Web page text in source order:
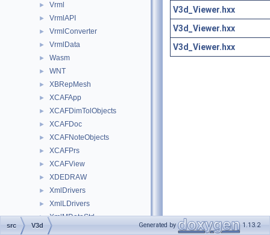
► Vrml
► VrmlAPI
► VrmlConverter
► VrmlData
► Wasm
► WNT
► XBRepMesh
► XCAFApp
► XCAFDimTolObjects
► XCAFDoc
► XCAFNoteObjects
► XCAFPrs
► XCAFView
► XDEDRAW
► XmlDrivers
► XmlLDrivers
► XmlMDataStd
► XmlMDataXtd
V3d_Viewer.hxx
V3d_Viewer.hxx
V3d_Viewer.hxx
src V3d Generated by 1.13.2